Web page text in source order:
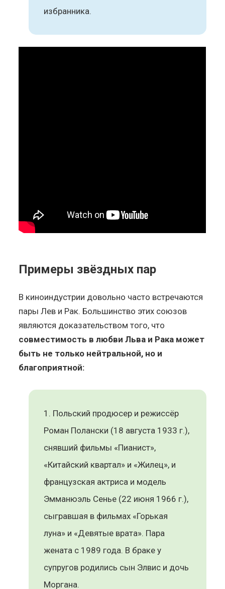
избранника.
Примеры звёздных пар
В киноиндустрии довольно часто встречаются
пары Лев и Рак. Большинство этих союзов
являются доказательством того, что
совместимость в любви Льва и Рака может
быть не только нейтральной, но и
благоприятной:
Польский продюсер и режиссёр
Роман Полански (18 августа 1933 г.),
снявший фильмы «Пианист»,
«Китайский квартал» и «Жилец», и
французская актриса и модель
Эмманюэль Сенье (22 июня 1966 г.),
сыгравшая в фильмах «Горькая
луна» и «Девятые врата». Пара
жената с 1989 года. В браке у
супругов родились сын Элвис и дочь
Моргана.